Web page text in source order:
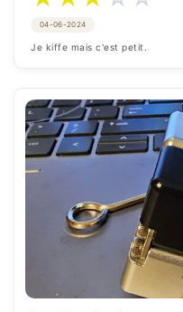
04-06-2024
Je kiffe mais c'est petit.